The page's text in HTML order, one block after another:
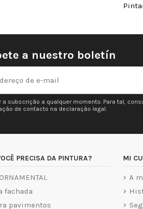
a nuestro boletín
a subscrição a qualquer momento. Para tal,
de contacto na declaração legal.
PRECISA DA PINTURA?
fachada
pavimentos
MI
A